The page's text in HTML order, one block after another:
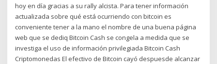
hoy en día gracias a su rally alcista. Para tener información
actualizada sobre qué está ocurriendo con bitcoin es
conveniente tener a la mano el nombre de una buena página
web que se dediq Bitcoin Cash se congela a medida que se
investiga el uso de información privilegiada Bitcoin Cash
Criptomonedas El efectivo de Bitcoin cayó despuesde alcanzar